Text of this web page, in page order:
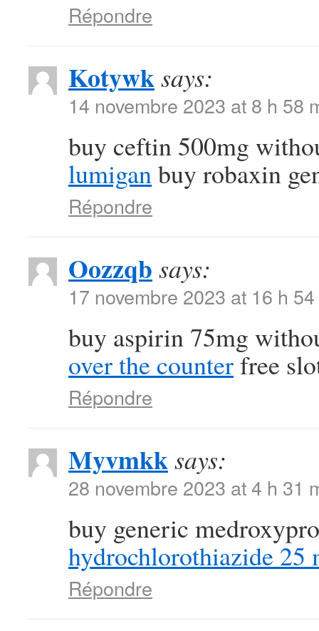
Répondre
Kotywksays:
14 novembre 2023 at 8 h 58
buy ceftin 500mg
lumiganbuy robaxin
Répondre
Oozzqb says:
17 novembre 2023 at 16 h
buy aspirin 75mg
over the counterfree
Répondre
Myvmkksays:
28 novembre 2023 at 4 h 31
buy generic
hydrochlorothiazide 25
Répondre